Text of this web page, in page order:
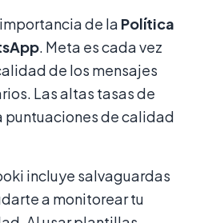
de la Política
. Meta es cada vez
de los mensajes
Las altas tasas de
puntuaciones de calidad
incluye salvaguardas
a monitorear tu